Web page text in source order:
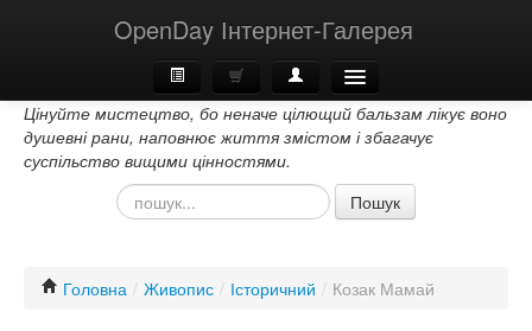
OpenDay Інтернет-Галерея
Головна
Про Нас
Цінуйте мистецтво, бо неначе цілющий бальзам лікує воно
душевні рани, наповнює життя змістом і збагачує
суспільство вищими цінностями.
Пошук
Головна / Живопис / Історичний / Козак Мамай